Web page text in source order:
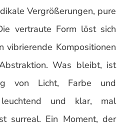
Vergrößerungen, pure
vertraute Form löst sich
vibrierende Kompositionen
Was bleibt, ist
von Licht, Farbe und
und klar, mal
surreal. Ein Moment, der